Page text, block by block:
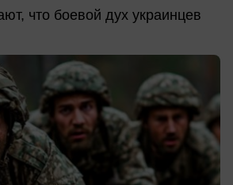
что боевой дух украинцев